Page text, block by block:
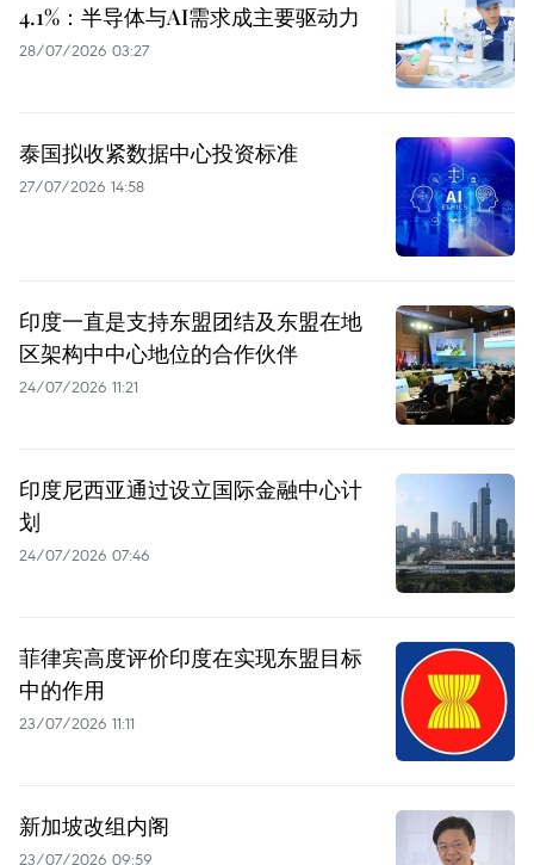
4.1%：半导体与AI需求成主要驱动力
28/07/2026 03:27
泰国拟收紧数据中心投资标准
27/07/2026 14:58
印度一直是支持东盟团结及东盟在地
区架构中中心地位的合作伙伴
24/07/2026 11:21
印度尼西亚通过设立国际金融中心计
划
24/07/2026 07:46
菲律宾高度评价印度在实现东盟目标
中的作用
23/07/2026 11:11
新加坡改组内阁
23/07/2026 09:59